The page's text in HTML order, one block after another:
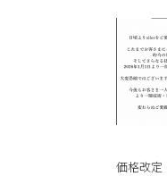
価格改定